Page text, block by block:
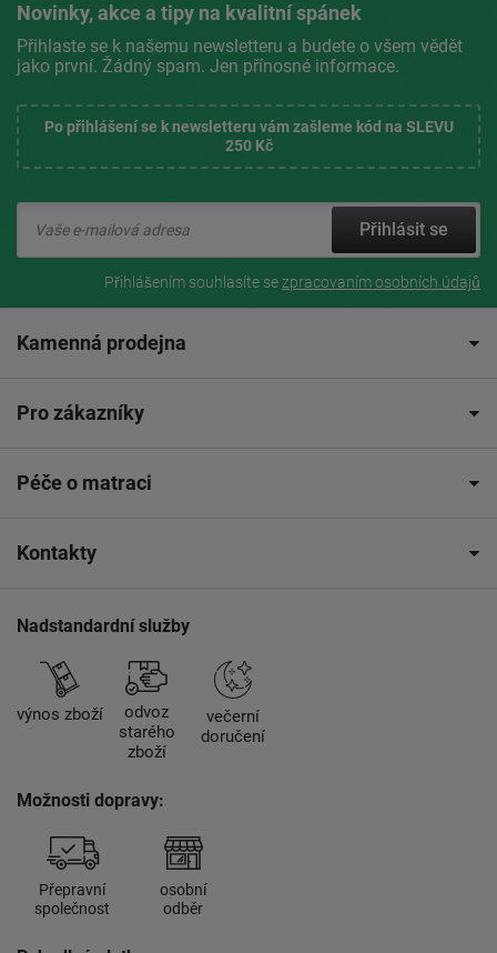
Novinky, akce a tipy na kvalitní spánek
Přihlaste se k našemu newsletteru a budete o všem vědět
jako první. Žádný spam. Jen přínosné informace.
Po přihlášení se k newsletteru vám zašleme kód na SLEVU
250 Kč
Přihlásit se
Přihlášením souhlasíte sezpracovaním osobních údajů
Kamenná prodejna
Pro zákazníky
Péče o matraci
Kontakty
Nadstandardní služby
výnos zboží
odvoz
starého
zboží
večerní
doručení
Možnosti dopravy:
Přepravní
společnost
osobní
odběr